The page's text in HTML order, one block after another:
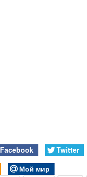
Facebook
Twitter
Мой мир